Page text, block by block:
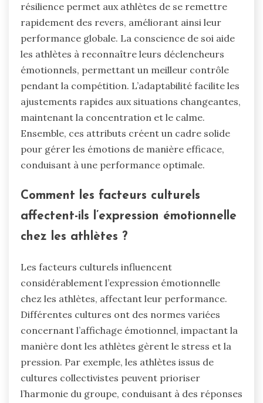
résilience permet aux athlètes de se remettre
rapidement des revers, améliorant ainsi leur
performance globale. La conscience de soi aide
les athlètes à reconnaître leurs déclencheurs
émotionnels, permettant un meilleur contrôle
pendant la compétition. L’adaptabilité facilite les
ajustements rapides aux situations changeantes,
maintenant la concentration et le calme.
Ensemble, ces attributs créent un cadre solide
pour gérer les émotions de manière efficace,
conduisant à une performance optimale.
Comment les facteurs culturels
affectent-ils l’expression émotionnelle
chez les athlètes ?
Les facteurs culturels influencent
considérablement l’expression émotionnelle
chez les athlètes, affectant leur performance.
Différentes cultures ont des normes variées
concernant l’affichage émotionnel, impactant la
manière dont les athlètes gèrent le stress et la
pression. Par exemple, les athlètes issus de
cultures collectivistes peuvent prioriser
l’harmonie du groupe, conduisant à des réponses